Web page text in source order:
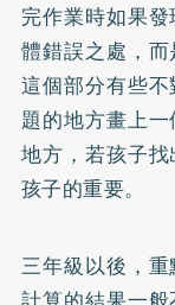
完作業時如果
體錯誤之處，
這個部分有些
題的地方畫上
地方，若孩子
孩子的重要。
三年級以後，